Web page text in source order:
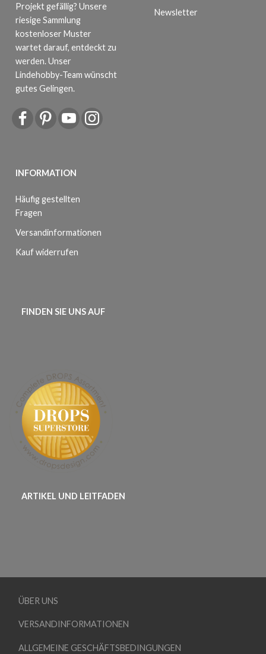
Projekt gefällig? Unsere
riesige Sammlung
kostenloser Muster
wartet darauf, entdeckt zu
werden. Unser
Lindehobby-Team wünscht
gutes Gelingen.
INFORMATION
Häufig gestellten
Fragen
Versandinformationen
Kauf widerrufen
Newsletter
FINDEN SIE UNS AUF
ARTIKEL UND LEITFADEN
ÜBER UNS
VERSANDINFORMATIONEN
ALLGEMEINE GESCHÄFTSBEDINGUNGEN